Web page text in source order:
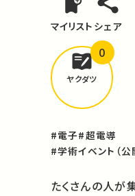
マイリスト シェア
ど
ヤクダツ
0
#電子#超電導
#学術イベント（公
たくさんの人が